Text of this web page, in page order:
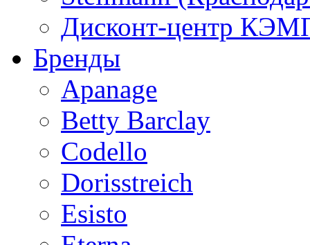
Дисконт-центр
Бренды
Apanage
Betty Barclay
Codello
Dorisstreich
Esisto